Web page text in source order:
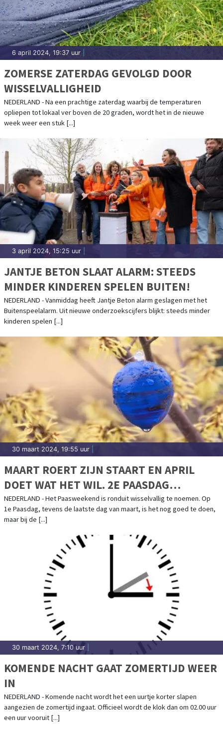
6 april 2024, 19:37 uur
ZOMERSE ZATERDAG GEVOLGD DOOR
WISSELVALLIGHEID
NEDERLAND - Na een prachtige zaterdag waarbij de temperaturen
opliepen tot lokaal ver boven de 20 graden, wordt het in de nieuwe
week weer een stuk [...]
3 april 2024, 15:25 uur
JANTJE BETON SLAAT ALARM: STEEDS
MINDER KINDEREN SPELEN BUITEN!
NEDERLAND - Vanmiddag heeft Jantje Beton alarm geslagen met het
Buitenspeelalarm. Uit nieuwe onderzoekscijfers blijkt: steeds minder
kinderen spelen [...]
30 maart 2024, 19:55 uur
MAART ROERT ZIJN STAART EN APRIL
DOET WAT HET WIL. 2E PAASDAG
REGENACHTIG, DAARNA WISSELVALLIG
MET HOGERE TEMPERATUREN
NEDERLAND - Het Paasweekend is ronduit wisselvallig te noemen. Op
1e Paasdag, tevens de laatste dag van maart, is het nog goed te doen,
maar bij de [...]
30 maart 2024, 7:10 uur
KOMENDE NACHT GAAT ZOMERTIJD WEER
IN
NEDERLAND - Komende nacht wordt het een uurtje korter slapen
aangezien de zomertijd ingaat. Officieel wordt de klok dan om 02.00 uur
een uur vooruit [...]